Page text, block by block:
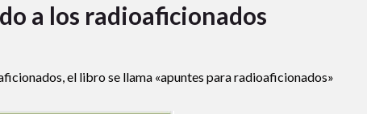
a los radioaficionados
el libro se llama «apuntes para radioaficionados»